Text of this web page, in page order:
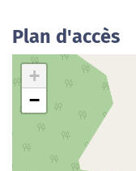
Plan d'accès
+
−